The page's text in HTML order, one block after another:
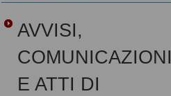
AVVISI,
COMUNICAZIONI
E ATTI DI